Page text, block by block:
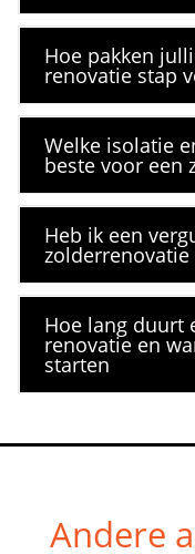
Hoe pakken
renovatie stap
Welke isolatie
beste voor een
Heb ik een
Hoe lang duurt
renovatie en
starten
Andere